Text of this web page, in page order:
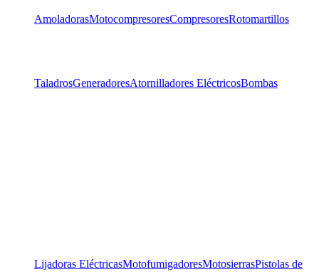
AmoladorasMotocompresoresCompresoresRotomartillos
TaladrosGeneradoresAtornilladores EléctricosBombas
Lijadoras EléctricasMotofumigadoresMotosierrasPistolas de